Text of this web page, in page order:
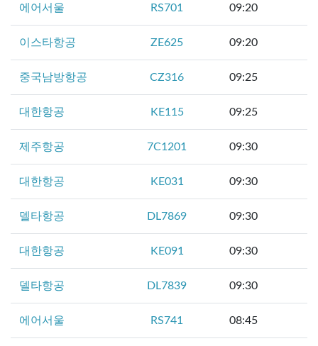
에어서울 RS701 09:20
이스타항공 ZE625 09:20
중국남방항공 CZ316 09:25
대한항공 KE115 09:25
제주항공 7C1201 09:30
대한항공 KE031 09:30
델타항공 DL7869 09:30
대한항공 KE091 09:30
델타항공 DL7839 09:30
에어서울 RS741 08:45